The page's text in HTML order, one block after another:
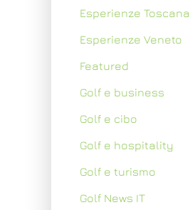
Esperienze Toscana
Esperienze Veneto
Featured
Golf e business
Golf e cibo
Golf e hospitality
Golf e turismo
Golf News IT